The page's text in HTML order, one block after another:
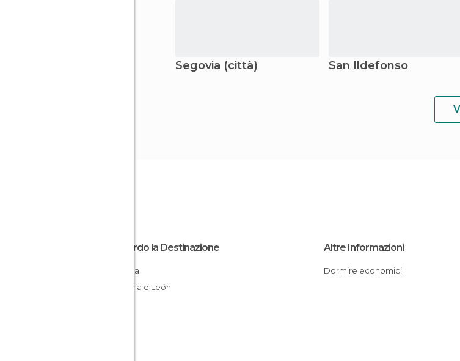
Segovia (città) San Ildefonso
Riguardo la Destinazione
Spagna
Castiglia e León
Altre Informazioni
Dormire economici